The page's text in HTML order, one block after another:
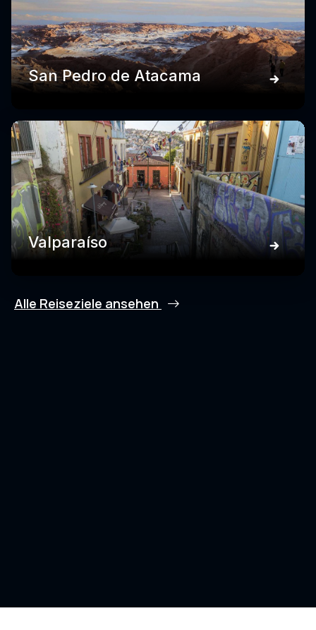
San Pedro de Atacama
Valparaíso
Alle Reiseziele ansehen